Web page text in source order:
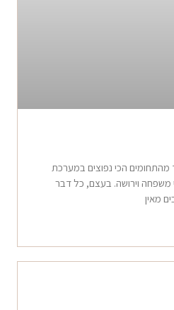
הכי נפוצים במערכת
משפחה וירושה. בעצם, כל דבר
מאין